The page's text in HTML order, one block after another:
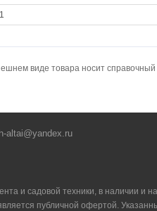
1
виде товара носит справочный
altai@yandex.ru
и садовой техники, в наличии и на
публичной офертой.